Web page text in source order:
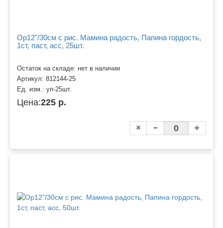
Ор12"/30см с рис. Мамина радость, Папина гордость,
1ст, паст, асс, 25шт.
Остаток на складе: нет в наличии
Артикул: 812144-25
Ед. изм.: уп-25шт.
Цена:225 р.